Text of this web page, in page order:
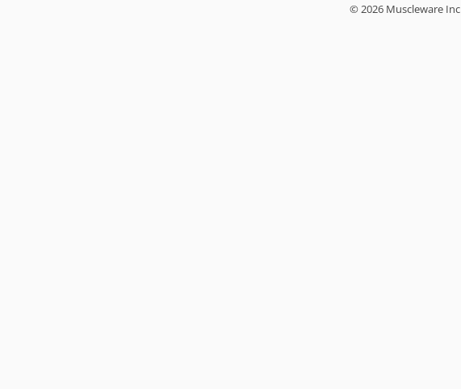
© 2026 Muscleware Inc